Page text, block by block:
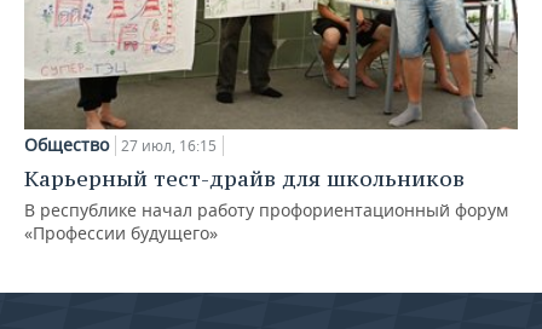
Общество 27 июл, 16:15
Карьерный тест-драйв для школьников
В республике начал работу профориентационный форум
«Профессии будущего»